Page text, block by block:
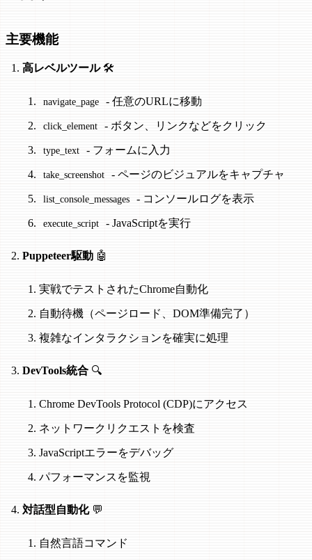
主要機能
高レベルツール🛠️
navigate_page - 任意のURLに移動
click_element - ボタン、リンクなどをクリック
type_text - フォームに入力
take_screenshot - ページのビジュアルをキャプチャ
list_console_messages - コンソールログを表示
execute_script - JavaScriptを実行
Puppeteer駆動 🤖
実戦でテストされたChrome自動化
自動待機（ページロード、DOM準備完了）
複雑なインタラクションを確実に処理
DevTools統合 🔍
Chrome DevTools Protocol (CDP)にアクセス
ネットワークリクエストを検査
JavaScriptエラーをデバッグ
パフォーマンスを監視
対話型自動化💬
自然言語コマンド